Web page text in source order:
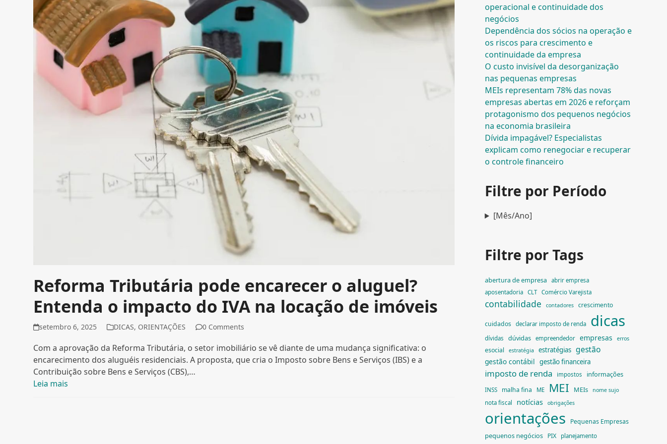
Reforma Tributária pode encarecer o aluguel?
Entenda o impacto do IVA na locação de imóveis
setembro 6, 2025 DICAS, ORIENTAÇÕES 0 Comments
Com a aprovação da Reforma Tributária, o setor imobiliário se vê diante de uma mudança significativa: o
encarecimento dos aluguéis residenciais. A proposta, que cria o Imposto sobre Bens e Serviços (IBS) e a
Contribuição sobre Bens e Serviços (CBS),…
Leia mais
operacional e continuidade dos
negócios
Dependência dos sócios na operação e
os riscos para crescimento e
continuidade da empresa
O custo invisível da desorganização
nas pequenas empresas
MEIs representam 78% das novas
empresas abertas em 2026 e reforçam
protagonismo dos pequenos negócios
na economia brasileira
Dívida impagável? Especialistas
explicam como renegociar e recuperar
o controle financeiro
Filtre por Período
[Mês/Ano]
Filtre por Tags
abertura de empresa
abrir empresa
aposentadoria
CLT Comércio Varejista
contabilidade contadores crescimento
cuidados declarar imposto de renda dicas
dívidas dúvidas empreendedor empresas erros
esocial estratégia estratégias gestão
gestão contábil gestão financeira
imposto de renda impostos informações
INSS malha fina ME MEI MEIs nome sujo
nota fiscal notícias obrigações
orientações Pequenas Empresas
pequenos negócios PIX planejamento